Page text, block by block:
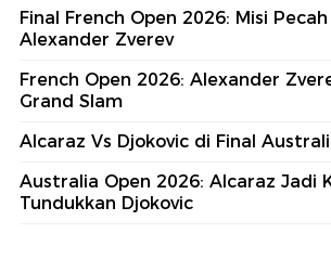
Final French Open 2026: Misi
Alexander Zverev
French Open 2026: Alexander
Grand Slam
Alcaraz Vs Djokovic di Final
Australia Open 2026: Alcaraz Jadi
Tundukkan Djokovic